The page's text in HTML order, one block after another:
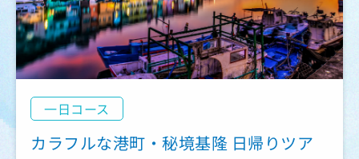
一日コース
カラフルな港町・秘境基隆 日帰りツア